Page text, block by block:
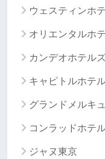
ウェスティンホ
オリエンタルホ
カンデオホテル
キャピトルホテ
グランドメルキ
コンラッドホテ
ジャヌ東京